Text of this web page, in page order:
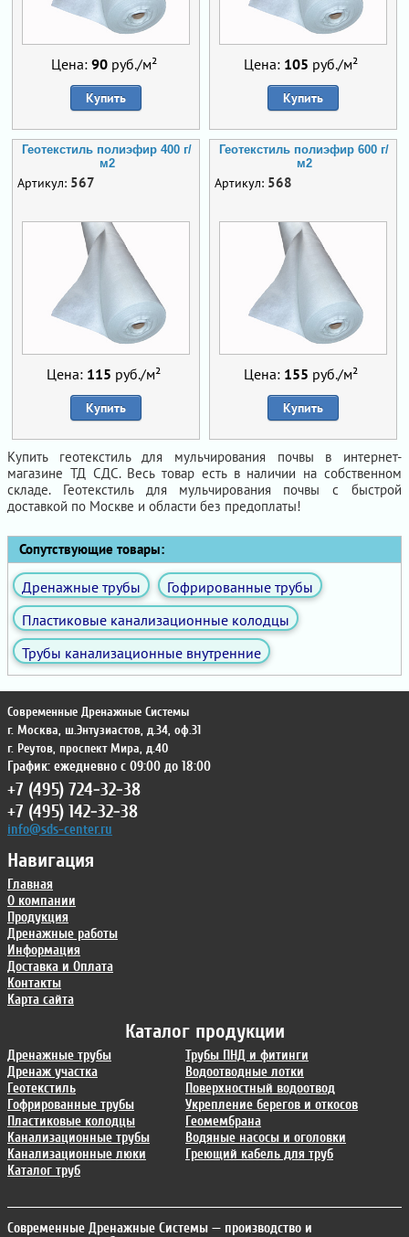
Цена: 90руб./м²
Купить
Цена: 105 руб./м²
Купить
Геотекстиль полиэфир 400 г/
м2
Артикул: 567
Цена: 115 руб./м²
Купить
Геотекстиль полиэфир 600 г/
м2
Артикул: 568
Цена: 155 руб./м²
Купить
Купить геотекстиль для мульчирования почвы в интернет-
магазине ТД СДС. Весь товар есть в наличии на собственном
складе. Геотекстиль для мульчирования почвы с быстрой
доставкой по Москве и области без предоплаты!
Сопутствующие товары:
Дренажные трубы
Гофрированные трубы
Пластиковые канализационные колодцы
Трубы канализационные внутренние
Каталог продукции
Дренажные трубы
Дренаж участка
Геотекстиль
Гофрированные трубы
Пластиковые колодцы
Канализационные трубы
Канализационные люки
Каталог труб
Трубы ПНД и фитинги
Водоотводные лотки
Поверхностный водоотвод
Укрепление берегов и откосов
Геомембрана
Водяные насосы и оголовки
Греющий кабель для труб
Навигация
Главная
О компании
Продукция
Дренажные работы
Информация
Доставка и Оплата
Контакты
Карта сайта
Современные Дренажные Системы
г. Москва, ш.Энтузиастов, д.34, оф.31
г. Реутов, проспект Мира, д.40
График: ежедневно с 09:00 до 18:00
+7 (495) 724-32-38
+7 (495) 142-32-38
info@sds-center.ru
Современные Дренажные Системы — производство и